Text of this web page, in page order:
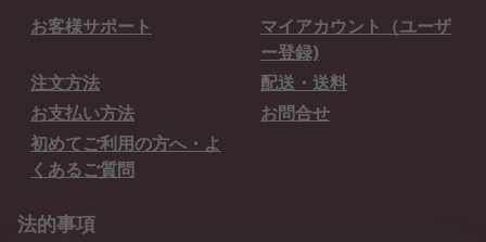
お客様サポート
マイアカウント（ユーザ
ー登録)
注文方法
配送・送料
お支払い方法
お問合せ
初めてご利用の方へ・よ
くあるご質問
法的事項